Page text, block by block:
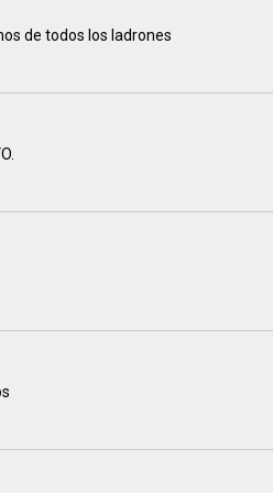
de todos los ladrones